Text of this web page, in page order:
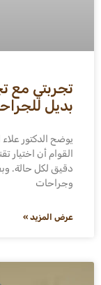
تجربتي مع
بديل
يوضح الدكتور
القوام أن اختيار
دقيق لكل حالة.
وجراحات
عرض المزيد »